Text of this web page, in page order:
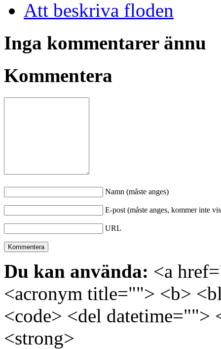
Att beskriva floden
Inga kommentarer ännu
Kommentera
Namn (måste anges)
E-post (måste anges, kommer inte
URL
Du kan använda: <a
<acronym title=""> <b>
<code> <del
<strong>